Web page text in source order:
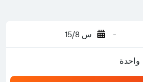
- س 15/8